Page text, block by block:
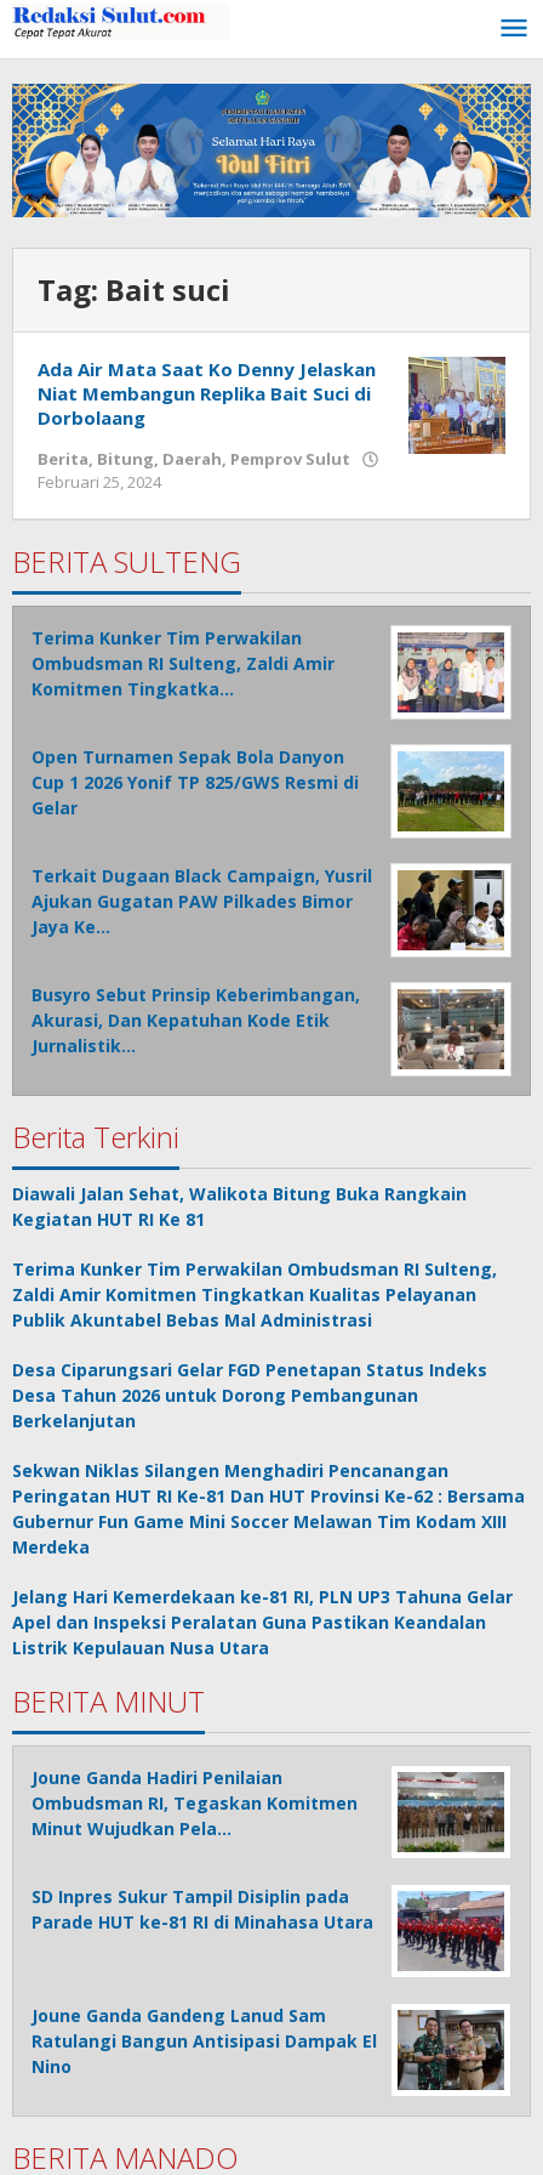
Lewati
ke
konten
Tag: Bait suci
Ada Air Mata Saat Ko Denny Jelaskan
Niat Membangun Replika Bait Suci di
Dorbolaang
Berita, Bitung, Daerah, Pemprov Sulut
Februari 25, 2024
BERITA SULTENG
Terima Kunker Tim Perwakilan
Ombudsman RI Sulteng, Zaldi Amir
Komitmen Tingkatka…
Open Turnamen Sepak Bola Danyon
Cup 1 2026 Yonif TP 825/GWS Resmi di
Gelar
Terkait Dugaan Black Campaign, Yusril
Ajukan Gugatan PAW Pilkades Bimor
Jaya Ke…
Busyro Sebut Prinsip Keberimbangan,
Akurasi, Dan Kepatuhan Kode Etik
Jurnalistik…
Berita Terkini
Diawali Jalan Sehat, Walikota Bitung Buka Rangkain
Kegiatan HUT RI Ke 81
Terima Kunker Tim Perwakilan Ombudsman RI Sulteng,
Zaldi Amir Komitmen Tingkatkan Kualitas Pelayanan
Publik Akuntabel Bebas Mal Administrasi
Desa Ciparungsari Gelar FGD Penetapan Status Indeks
Desa Tahun 2026 untuk Dorong Pembangunan
Berkelanjutan
Sekwan Niklas Silangen Menghadiri Pencanangan
Peringatan HUT RI Ke-81 Dan HUT Provinsi Ke-62 : Bersama
Gubernur Fun Game Mini Soccer Melawan Tim Kodam XIII
Merdeka
Jelang Hari Kemerdekaan ke-81 RI, PLN UP3 Tahuna Gelar
Apel dan Inspeksi Peralatan Guna Pastikan Keandalan
Listrik Kepulauan Nusa Utara
BERITA MINUT
Joune Ganda Hadiri Penilaian
Ombudsman RI, Tegaskan Komitmen
Minut Wujudkan Pela…
SD Inpres Sukur Tampil Disiplin pada
Parade HUT ke-81 RI di Minahasa Utara
Joune Ganda Gandeng Lanud Sam
Ratulangi Bangun Antisipasi Dampak El
Nino
BERITA MANADO